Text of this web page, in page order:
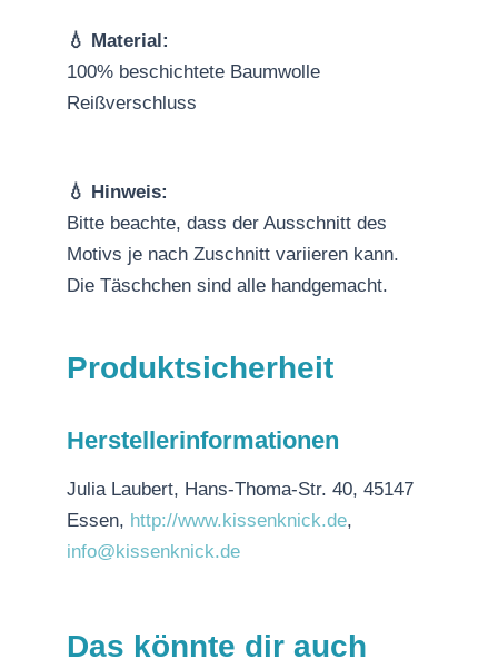
💧 Material:
100% beschichtete Baumwolle
Reißverschluss
💧 Hinweis:
Bitte beachte, dass der Ausschnitt des
Motivs je nach Zuschnitt variieren kann.
Die Täschchen sind alle handgemacht.
Produktsicherheit
Herstellerinformationen
Julia Laubert, Hans-Thoma-Str. 40, 45147
Essen, http://www.kissenknick.de,
info@kissenknick.de
Das könnte dir auch